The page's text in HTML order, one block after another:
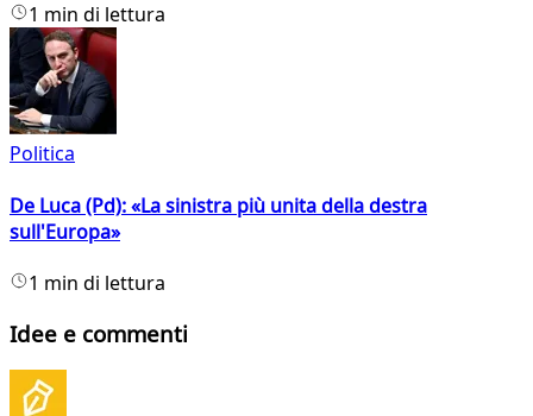
1 min di lettura
Politica
De Luca (Pd): «La sinistra più unita della destra
sull'Europa»
1 min di lettura
Idee e commenti